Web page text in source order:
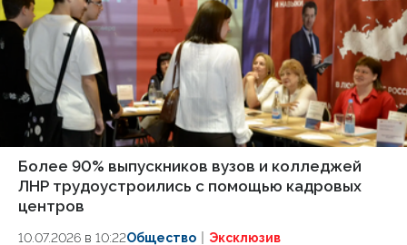
Более 90% выпускников вузов и колледжей
ЛНР трудоустроились с помощью кадровых
центров
10.07.2026 в 10:22Общество Эксклюзив